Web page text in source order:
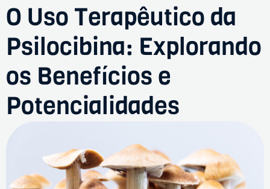
O Uso Terapêutico da
Psilocibina: Explorando
os Benefícios e
Potencialidades